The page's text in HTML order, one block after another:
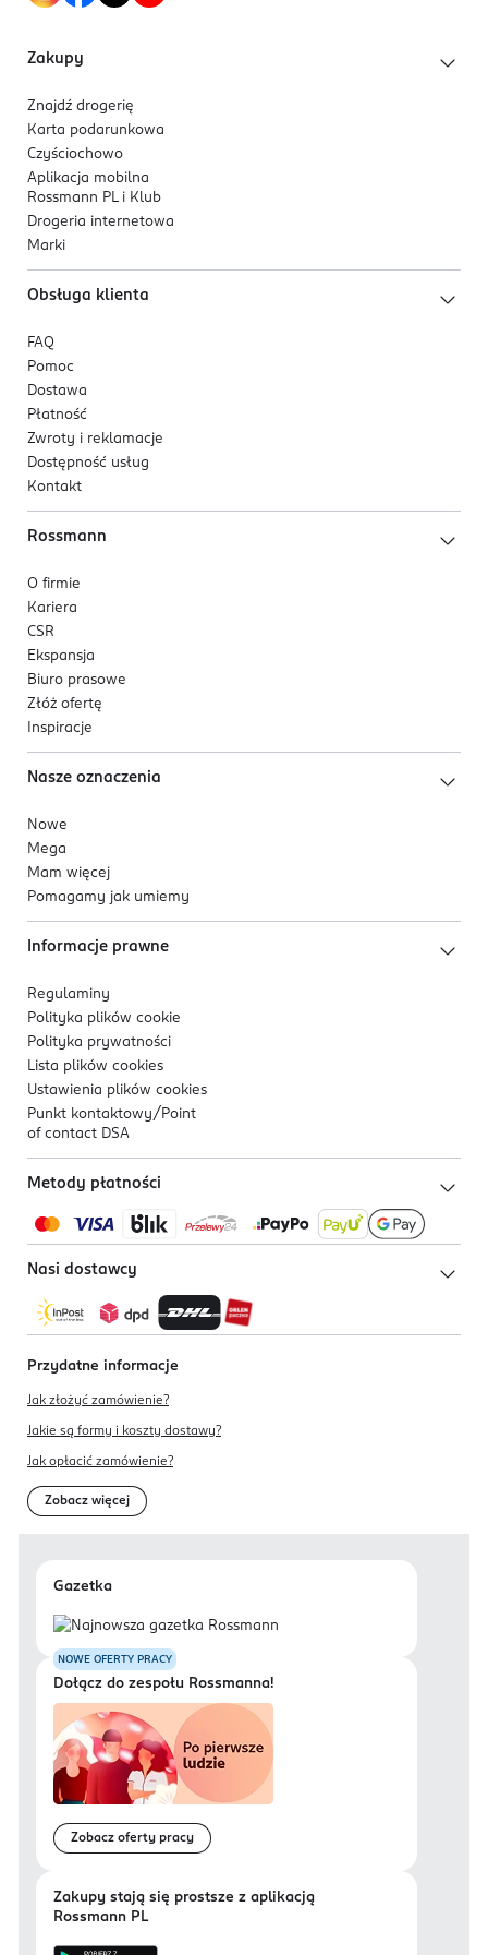
Zakupy
Znajdź drogerię
Karta podarunkowa
Czyściochowo
Aplikacja mobilna
Rossmann PL i Klub
Drogeria internetowa
Marki
Obsługa klienta
FAQ
Pomoc
Dostawa
Płatność
Zwroty i reklamacje
Dostępność usług
Kontakt
Rossmann
O firmie
Kariera
CSR
Ekspansja
Biuro prasowe
Złóż ofertę
Inspiracje
Nasze oznaczenia
Nowe
Mega
Mam więcej
Pomagamy jak umiemy
Informacje prawne
Regulaminy
Polityka plików cookie
Polityka prywatności
Lista plików cookies
Ustawienia plików cookies
Punkt kontaktowy/ Point
of contact DSA
Metody płatności
Nasi dostawcy
Przydatne informacje
Jak złożyć zamówienie?
Jakie są formy i koszty dostawy?
Jak opłacić zamówienie?
Zobacz więcej
Gazetka
NOWE OFERTY PRACY
Dołącz do zespołu Rossmanna!
Zobacz oferty pracy
Zakupy stają się prostsze z aplikacją
Rossmann PL